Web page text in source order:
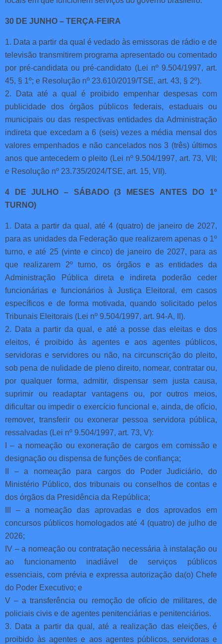
30 DE JUNHO – TERÇA-FEIRA
1. Data a partir da qual é vedado às emissoras de rádio e de
televisão transmitirem programa apresentado ou comentado
por pré-candidata ou pré-candidato (Lei nº 9.504/1997, art.
45, § 1º; e Resolução nº 23.610/2019/TSE, art. 43, § 2º).
2. Data até a qual é proibido empenhar despesas com
publicidade dos órgãos públicos federais, estaduais ou
municipais ou das respectivas entidades da Administração
indireta que excedam a 6 (seis) vezes a média mensal dos
valores empenhados e não cancelados nos 3 (três) últimos
anos que antecedem o pleito (Lei nº 9.504/1997, art. 73, VII;
e Resolução nº 23.735/2024/TSE, art. 15, VII).
4 DE JULHO – SÁBADO (3 MESES ANTES DO 1º
TURNO)
1. Data a partir da qual, até 4 (quatro) de janeiro de 2027,
para as unidades da Federação que realizarem apenas o 1º
turno, e até 25 (vinte e cinco) de janeiro de 2027, para as
que realizarem 2º turno, os órgãos e as entidades da
Administração Pública direta e indireta poderão ceder
funcionárias e funcionários à Justiça Eleitoral, em casos
específicos e de forma motivada, quando solicitado pelos
Tribunais Eleitorais (Lei nº 9.504/1997, art. 94-A, II).
2. Data a partir da qual, e até a posse das eleitas e dos
eleitos, é proibido às agentes e aos agentes públicos,
servidoras e servidores ou não, na circunscrição do pleito,
sob pena de nulidade de pleno direito, nomear, contratar ou,
por qualquer forma, admitir, dispensar sem justa causa,
suprimir ou readaptar vantagens ou, por outros meios,
dificultar ou impedir o exercício funcional e, ainda, de ofício,
remover, transferir ou exonerar pessoa servidora pública,
ressalvadas (Lei nº 9.504/1997, art. 73, V):
I – a nomeação ou exoneração de cargos em comissão e
designação ou dispensa de funções de confiança;
II – a nomeação para cargos do Poder Judiciário, do
Ministério Público, dos tribunais ou conselhos de contas e
dos órgãos da Presidência da República;
III – a nomeação das aprovadas e dos aprovados em
concursos públicos homologados até 4 (quatro) de julho de
2026;
IV – a nomeação ou contratação necessária à instalação ou
ao funcionamento inadiável de serviços públicos
essenciais, com prévia e expressa autorização da(o) Chefe
do Poder Executivo; e
V – a transferência ou remoção de ofício de militares, de
policiais civis e de agentes penitenciárias e penitenciários.
3. Data a partir da qual, até a realização das eleições, é
proibido às agentes e aos agentes públicos, servidoras e